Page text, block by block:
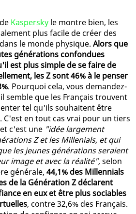
Kaspersky le montre bien, les
plus facile de créer des
le monde physique. Alors que
générations confondues
est plus simple de se faire de
les Z sont 46% à le penser
. Pourquoi cela, vous demandez-
semble que les Français trouvent
tel qu'ils souhaitent être
C'est en tout cas vrai pour un tiers
c'est une "idée largement
Z et les Millenials, et qui
les jeunes générations seraient
image et avec la réalité",selon
générale, 44,1% des Millennials
de la Génération Z déclarent
en eux et être plus sociables
, contre 32,6% des Français.